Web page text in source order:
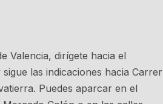
Valencia, dirígete hacia el
las indicaciones hacia Carrer
Puedes aparcar en el